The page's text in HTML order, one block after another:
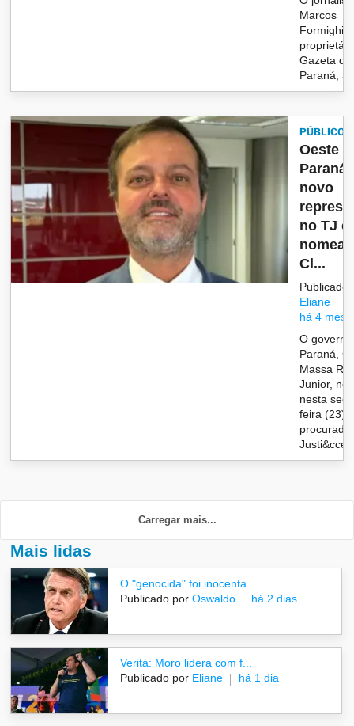
Marcos
Gazeta do
Paraná,
PÚBLICO
Oeste
Paraná
novo
no TJ
Cl...
Publicado
Eliane
há 4
O
Paraná,
Massa
Junior,
nesta
feira (23)
Carregar mais...
Mais lidas
O "genocida" foi inocenta...
Publicado por Oswaldo há 2 dias
Veritá: Moro lidera com f...
Publicado por Eliane há 1 dia